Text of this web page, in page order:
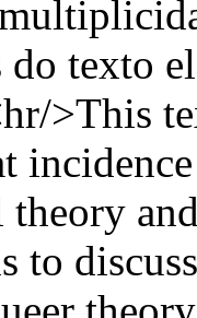
texto
>This
theory
to